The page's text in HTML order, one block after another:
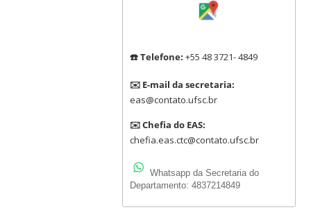
☎️ Telefone: +55 48 3721- 4849
✉️ E-mail da secretaria:
eas@contato.ufsc.br
✉️ Chefia do EAS:
chefia.eas.ctc@contato.ufsc.br
Whatsapp da Secretaria do
Departamento: 4837214849